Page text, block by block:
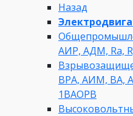
Назад
АИР, АДМ, Ra,
ВРА, АИМ, ВА,
1ВАОРВ